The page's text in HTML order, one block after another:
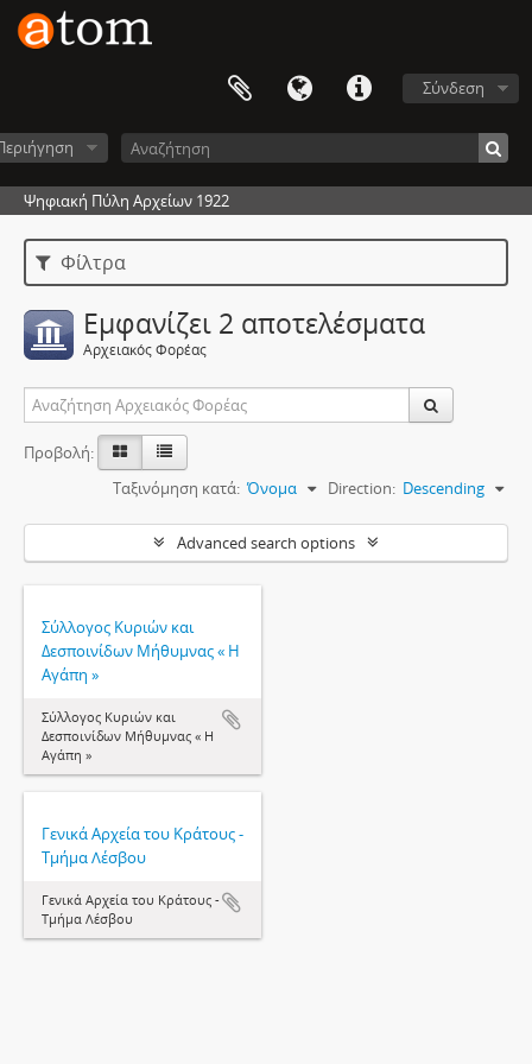
Σύνδεση
Ψηφιακή Πύλη Αρχείων 1922
Φίλτρα
Εμφανίζει 2 αποτελέσματα
Αρχειακός Φορέας
Προβολή:
Ταξινόμηση κατά: Όνομα Direction: Descending
Advanced search options
Σύλλογος Κυριών και
Δεσποινίδων Μήθυμνας « Η
Αγάπη »
Σύλλογος Κυριών και
Δεσποινίδων Μήθυμνας « Η
Αγάπη »
Γενικά Αρχεία του Κράτους -
Τμήμα Λέσβου
Γενικά Αρχεία του Κράτους -
Τμήμα Λέσβου